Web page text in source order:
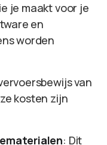
je maakt voor je
en
worden
van
kosten zijn
: Dit